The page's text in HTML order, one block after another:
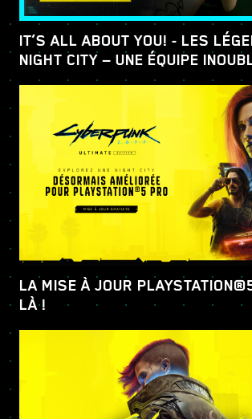
IT’S ALL ABOUT YOU! - LES
NIGHT CITY — UNE ÉQUIPE
LA MISE À JOUR
LÀ !